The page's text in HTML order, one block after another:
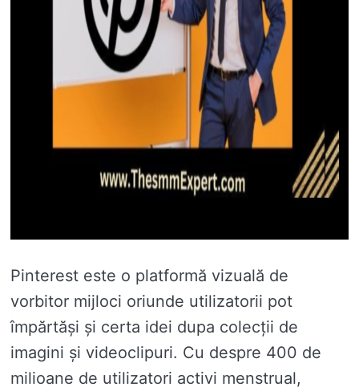
Pinterest este o platformă vizuală de
vorbitor mijloci oriunde utilizatorii pot
împărtăși și certa idei dupa colecții de
imagini și videoclipuri. Cu despre 400 de
milioane de utilizatori activi menstrual,